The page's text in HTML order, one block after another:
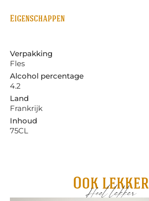
Eigenschappen
Verpakking
Fles
Alcohol percentage
4.2
Land
Frankrijk
Inhoud
75CL
Ook lekker
Heel lekker